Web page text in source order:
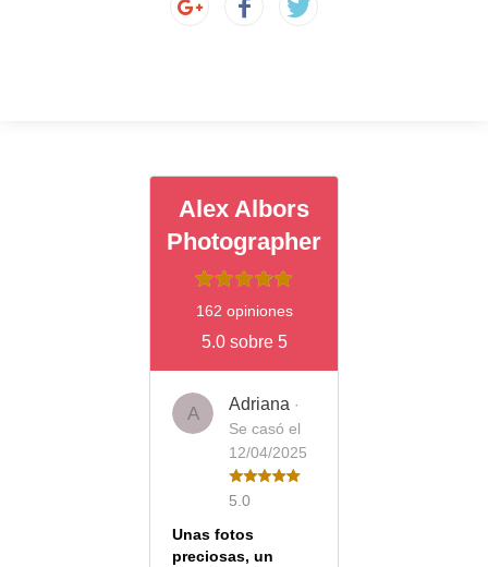
Alex Albors
Photographer
162 opiniones
5.0 sobre 5
A Adriana ·
Se casó el
12/04/2025
5.0
Unas fotos
preciosas, un